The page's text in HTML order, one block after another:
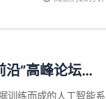
”高峰论坛议
训练而成的人工智能系